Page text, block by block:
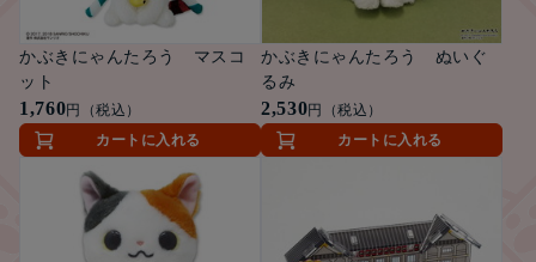
かぶきにゃんたろう マスコ
ット
1,760円（税込）
カートに入れる
かぶきにゃんたろう ぬいぐ
るみ
2,530円（税込）
カートに入れる